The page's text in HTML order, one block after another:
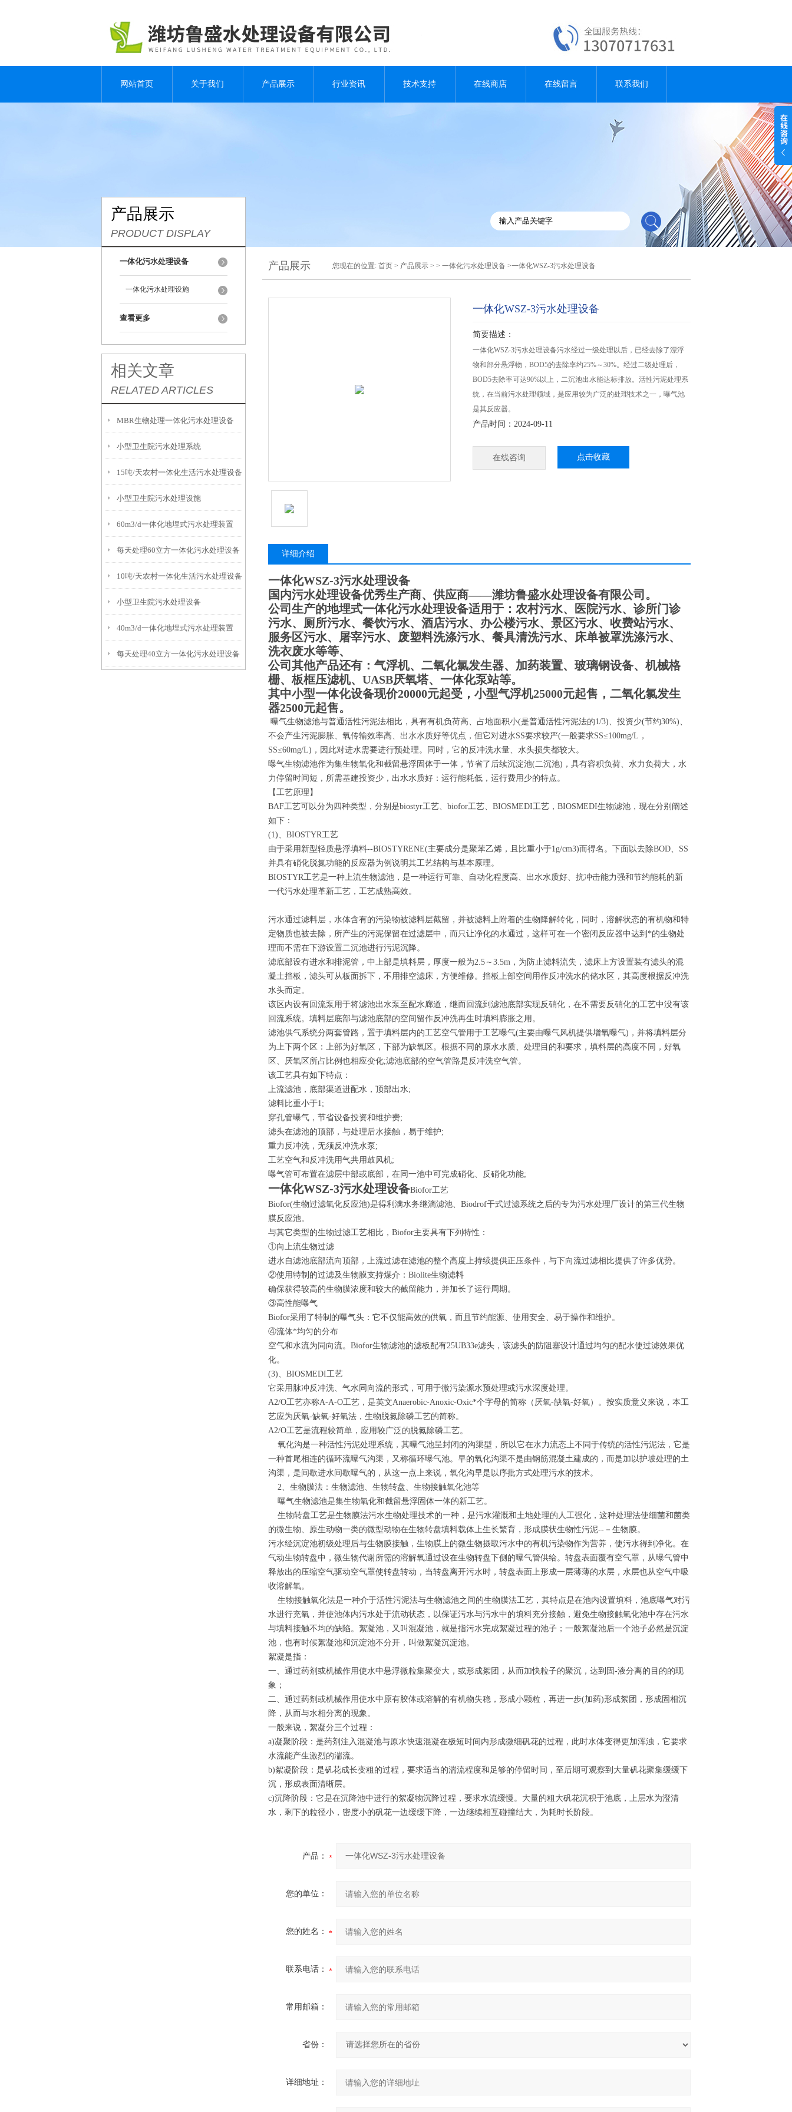
网站首页 关于我们 产品展示 行业资讯 技术支持 在线商店 在线留言 联系我们
产品展示
PRODUCT DISPLAY
一体化污水处理设备
一体化污水处理设施
查看更多
相关文章
RELATED ARTICLES
MBR生物处理一体化污水处理设备
小型卫生院污水处理系统
15吨/天农村一体化生活污水处理设备
小型卫生院污水处理设施
60m3/d一体化地埋式污水处理装置
每天处理60立方一体化污水处理设备
10吨/天农村一体化生活污水处理设备
小型卫生院污水处理设备
40m3/d一体化地埋式污水处理装置
每天处理40立方一体化污水处理设备
产品展示 您现在的位置: 首页 > 产品展示 > > 一体化污水处理设备 >一体化WSZ-3污水处理设备
一体化WSZ-3污水处理设备
简要描述：
一体化WSZ-3污水处理设备污水经过一级处理以后，已经去除了漂浮
物和部分悬浮物，BOD5的去除率约25%～30%。经过二级处理后，
BOD5去除率可达90%以上，二沉池出水能达标排放。活性污泥处理系
统，在当前污水处理领域，是应用较为广泛的处理技术之一，曝气池
是其反应器。
产品时间：2024-09-11
在线咨询 点击收藏
详细介绍
一体化WSZ-3污水处理设备
国内污水处理设备优秀生产商、供应商——潍坊鲁盛水处理设备有限公司。
公司生产的地埋式一体化污水处理设备适用于：农村污水、医院污水、诊所门诊
污水、厕所污水、餐饮污水、酒店污水、办公楼污水、景区污水、收费站污水、
服务区污水、屠宰污水、废塑料洗涤污水、餐具清洗污水、床单被罩洗涤污水、
洗衣废水等等、
公司其他产品还有：气浮机、二氧化氯发生器、加药装置、玻璃钢设备、机械格
栅、板框压滤机、UASB厌氧塔、一体化泵站等。
其中小型一体化设备现价20000元起受，小型气浮机25000元起售，二氧化氯发生
器2500元起售。
曝气生物滤池与普通活性污泥法相比，具有有机负荷高、占地面积小(是普通活性污泥法的1/3)、投资少(节约30%)、
不会产生污泥膨胀、氧传输效率高、出水水质好等优点，但它对进水SS要求较严(一般要求SS≤100mg/L，
SS≤60mg/L)，因此对进水需要进行预处理。同时，它的反冲洗水量、水头损失都较大。
曝气生物滤池作为集生物氧化和截留悬浮固体于一体，节省了后续沉淀池(二沉池)，具有容积负荷、水力负荷大，水
力停留时间短，所需基建投资少，出水水质好：运行能耗低，运行费用少的特点。
【工艺原理】
BAF工艺可以分为四种类型，分别是biostyr工艺、biofor工艺、BIOSMEDI工艺，BIOSMEDI生物滤池，现在分别阐述
如下：
(1)、BIOSTYR工艺
由于采用新型轻质悬浮填料--BIOSTYRENE(主要成分是聚苯乙烯，且比重小于1g/cm3)而得名。下面以去除BOD、SS
并具有硝化脱氮功能的反应器为例说明其工艺结构与基本原理。
BIOSTYR工艺是一种上流生物滤池，是一种运行可靠、自动化程度高、出水水质好、抗冲击能力强和节约能耗的新
一代污水处理革新工艺，工艺成熟高效。
污水通过滤料层，水体含有的污染物被滤料层截留，并被滤料上附着的生物降解转化，同时，溶解状态的有机物和特
定物质也被去除，所产生的污泥保留在过滤层中，而只让净化的水通过，这样可在一个密闭反应器中达到*的生物处
理而不需在下游设置二沉池进行污泥沉降。
滤底部设有进水和排泥管，中上部是填料层，厚度一般为2.5～3.5m，为防止滤料流失，滤床上方设置装有滤头的混
凝土挡板，滤头可从板面拆下，不用排空滤床，方便维修。挡板上部空间用作反冲洗水的储水区，其高度根据反冲洗
水头而定。
该区内设有回流泵用于将滤池出水泵至配水廊道，继而回流到滤池底部实现反硝化，在不需要反硝化的工艺中没有该
回流系统。填料层底部与滤池底部的空间留作反冲洗再生时填料膨胀之用。
滤池供气系统分两套管路，置于填料层内的工艺空气管用于工艺曝气(主要由曝气风机提供增氧曝气)，并将填料层分
为上下两个区：上部为好氧区，下部为缺氧区。根据不同的原水水质、处理目的和要求，填料层的高度不同，好氧
区、厌氧区所占比例也相应变化;滤池底部的空气管路是反冲洗空气管。
该工艺具有如下特点：
上流滤池，底部渠道进配水，顶部出水;
滤料比重小于1;
穿孔管曝气，节省设备投资和维护费;
滤头在滤池的顶部，与处理后水接触，易于维护;
重力反冲洗，无须反冲洗水泵;
工艺空气和反冲洗用气共用鼓风机;
曝气管可布置在滤层中部或底部，在同一池中可完成硝化、反硝化功能;
一体化WSZ-3污水处理设备Biofor工艺
Biofor(生物过滤氧化反应池)是得利满水务继滴滤池、Biodrof干式过滤系统之后的专为污水处理厂设计的第三代生物
膜反应池。
与其它类型的生物过滤工艺相比，Biofor主要具有下列特性：
①向上流生物过滤
进水自滤池底部流向顶部，上流过滤在滤池的整个高度上持续提供正压条件，与下向流过滤相比提供了许多优势。
②使用特制的过滤及生物膜支持煤介：Biolite生物滤料
确保获得较高的生物膜浓度和较大的截留能力，并加长了运行周期。
③高性能曝气
Biofor采用了特制的曝气头：它不仅能高效的供氧，而且节约能源、使用安全、易于操作和维护。
④流体*均匀的分布
空气和水流为同向流。Biofor生物滤池的滤板配有25UB33e滤头，该滤头的防阻塞设计通过均匀的配水使过滤效果优
化。
(3)、BIOSMEDI工艺
它采用脉冲反冲洗、气水同向流的形式，可用于微污染源水预处理或污水深度处理。
A2/O工艺亦称A-A-O工艺，是英文Anaerobic-Anoxic-Oxic*个字母的简称（厌氧-缺氧-好氧）。按实质意义来说，本工
艺应为厌氧-缺氧-好氧法，生物脱氮除磷工艺的简称。
A2/O工艺是流程较简单，应用较广泛的脱氮除磷工艺。
氧化沟是一种活性污泥处理系统，其曝气池呈封闭的沟渠型，所以它在水力流态上不同于传统的活性污泥法，它是
一种首尾相连的循环流曝气沟渠，又称循环曝气池。早的氧化沟渠不是由钢筋混凝土建成的，而是加以护坡处理的土
沟渠，是间歇进水间歇曝气的，从这一点上来说，氧化沟早是以序批方式处理污水的技术。
2、生物膜法：生物滤池、生物转盘、生物接触氧化池等
曝气生物滤池是集生物氧化和截留悬浮固体一体的新工艺。
生物转盘工艺是生物膜法污水生物处理技术的一种，是污水灌溉和土地处理的人工强化，这种处理法使细菌和菌类
的微生物、原生动物一类的微型动物在生物转盘填料载体上生长繁育，形成膜状生物性污泥--－生物膜。
污水经沉淀池初级处理后与生物膜接触，生物膜上的微生物摄取污水中的有机污染物作为营养，使污水得到净化。在
气动生物转盘中，微生物代谢所需的溶解氧通过设在生物转盘下侧的曝气管供给。转盘表面覆有空气罩，从曝气管中
释放出的压缩空气驱动空气罩使转盘转动，当转盘离开污水时，转盘表面上形成一层薄薄的水层，水层也从空气中吸
收溶解氧。
生物接触氧化法是一种介于活性污泥法与生物滤池之间的生物膜法工艺，其特点是在池内设置填料，池底曝气对污
水进行充氧，并使池体内污水处于流动状态，以保证污水与污水中的填料充分接触，避免生物接触氧化池中存在污水
与填料接触不均的缺陷。絮凝池，又叫混凝池，就是指污水完成絮凝过程的池子；一般絮凝池后一个池子必然是沉淀
池，也有时候絮凝池和沉淀池不分开，叫做絮凝沉淀池。
絮凝是指：
一、通过药剂或机械作用使水中悬浮微粒集聚变大，或形成絮团，从而加快粒子的聚沉，达到固-液分离的目的的现
象；
二、通过药剂或机械作用使水中原有胶体或溶解的有机物失稳，形成小颗粒，再进一步(加药)形成絮团，形成固相沉
降，从而与水相分离的现象。
一般来说，絮凝分三个过程：
a)凝聚阶段：是药剂注入混凝池与原水快速混凝在极短时间内形成微细矾花的过程，此时水体变得更加浑浊，它要求
水流能产生激烈的湍流。
b)絮凝阶段：是矾花成长变粗的过程，要求适当的湍流程度和足够的停留时间，至后期可观察到大量矾花聚集缓缓下
沉，形成表面清晰层。
c)沉降阶段：它是在沉降池中进行的絮凝物沉降过程，要求水流缓慢。大量的粗大矾花沉积于池底，上层水为澄清
水，剩下的粒径小，密度小的矾花一边缓缓下降，一边继续相互碰撞结大，为耗时长阶段。
产品：
您的单位：
您的姓名：
联系电话：
常用邮箱：
省份：
详细地址：